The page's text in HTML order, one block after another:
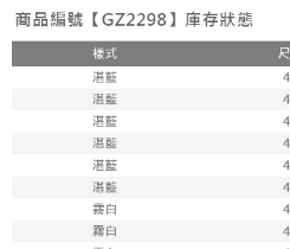
付款後全家取貨
每筆NT$100，滿NT$1,800(含以上)
7-11取貨付款
每筆NT$100，滿NT$1,800(含以上)
付款後711取貨
每筆NT$100，滿NT$1,800(含以上)